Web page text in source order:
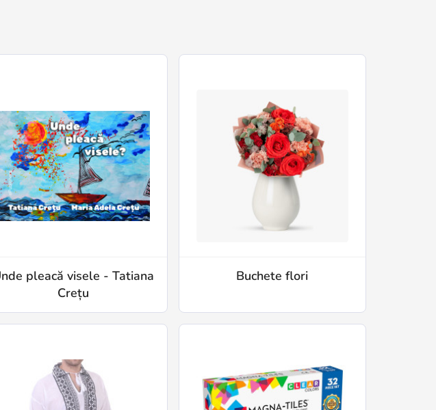
pleacă visele - Tatiana
Crețu
Buchete flori